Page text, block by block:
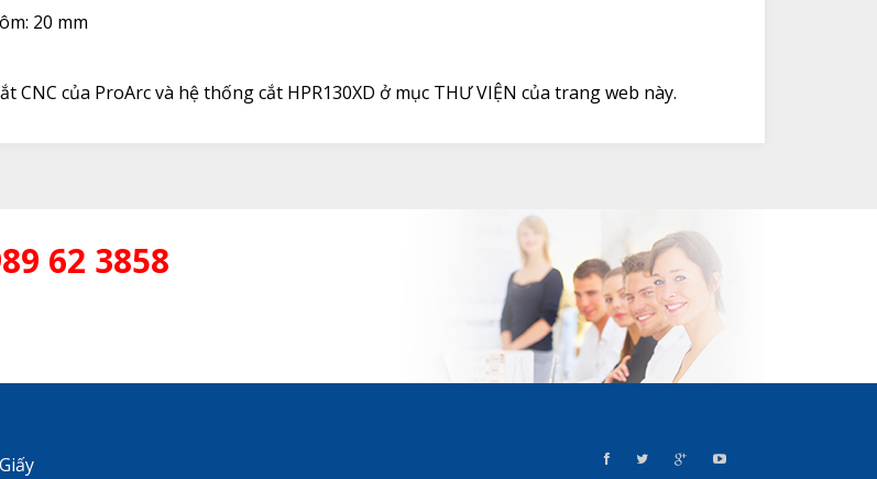
20 mm
CNC của ProArc và hệ thống cắt HPR130XD ở mục THƯ VIỆN của trang web này.
62 3858